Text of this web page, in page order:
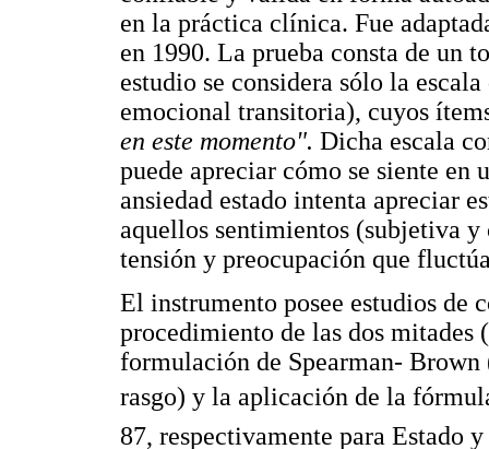
en la práctica clínica. Fue
en 1990. La prueba consta de un
estudio se considera sólo la
emocional transitoria), cuyos
en este momento". Dicha escala
puede apreciar cómo se siente
ansiedad estado intenta apreciar
aquellos sentimientos (subjetiva
tensión y preocupación que
El instrumento posee estudios de
procedimiento de las dos
formulación de Spearman- Brown
rasgo) y la aplicación de la
87, respectivamente para Estado